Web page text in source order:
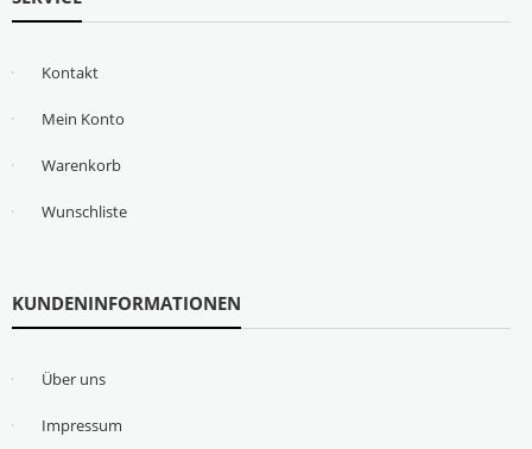
Kontakt
Mein Konto
Warenkorb
Wunschliste
KUNDENINFORMATIONEN
Über uns
Impressum